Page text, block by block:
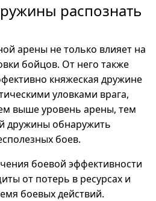
распознать
арены не только влияет на
бойцов. От него также
княжеская дружине
уловками врага,
выше уровень арены, тем
дружины обнаружить
боев.
боевой эффективности
от потерь в ресурсах и
боевых действий.